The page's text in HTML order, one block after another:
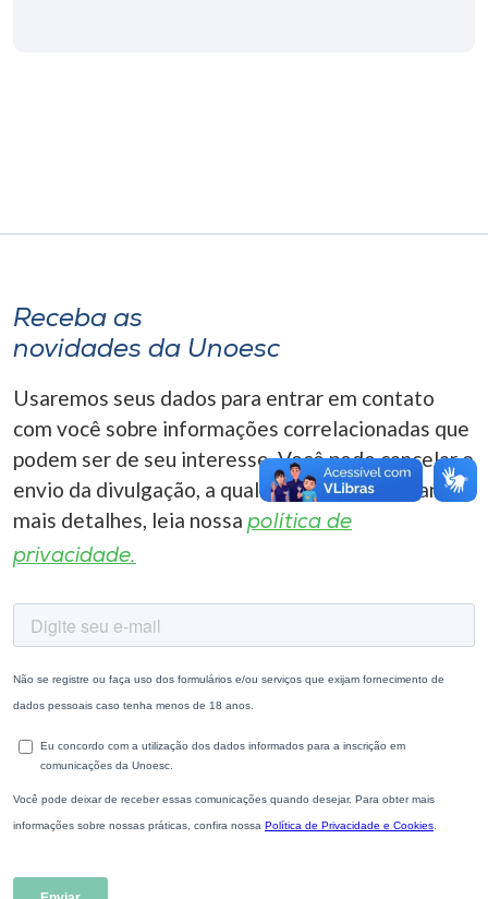
o idioma
A-
Receba as
novidades da Unoesc
Usaremos seus dados para entrar em contato
com você sobre informações correlacionadas que
podem ser de seu interesse. Você pode cancelar o
envio da divulgação, a qualquer momento. Para
mais detalhes, leia nossa política de
privacidade.